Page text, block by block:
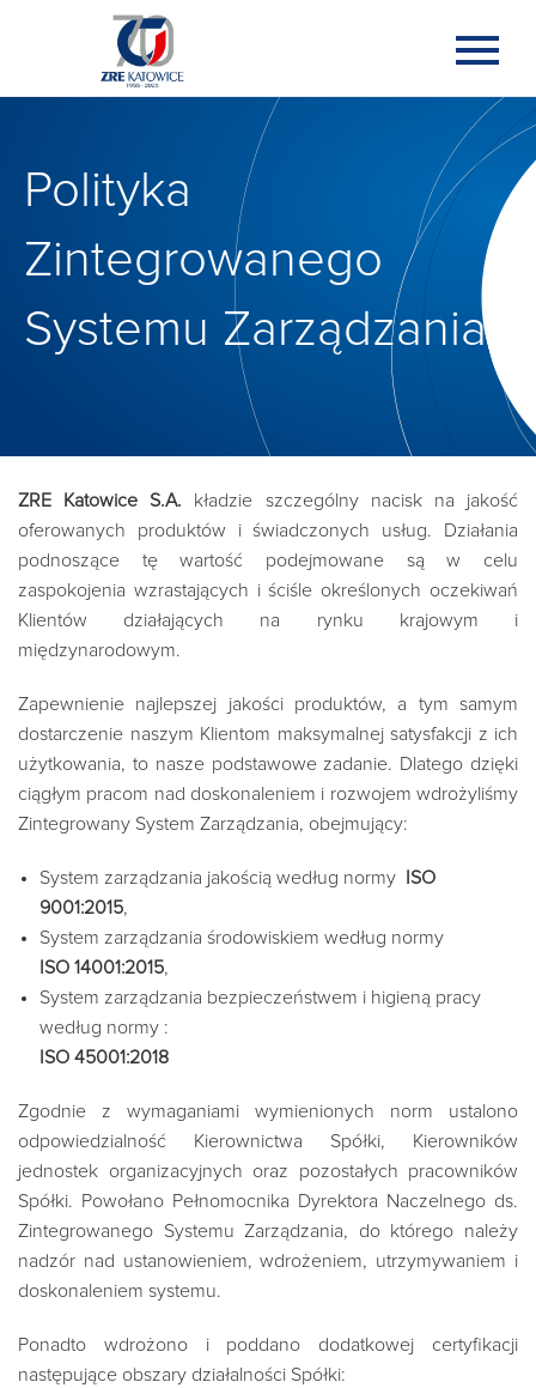
Polityka
Zintegrowanego
Systemu Zarządzania
ZRE Katowice S.A. kładzie szczególny nacisk na jakość
oferowanych produktów i świadczonych usług. Działania
podnoszące tę wartość podejmowane są w celu
zaspokojenia wzrastających i ściśle określonych oczekiwań
Klientów działających na rynku krajowym i
międzynarodowym.
Zapewnienie najlepszej jakości produktów, a tym samym
dostarczenie naszym Klientom maksymalnej satysfakcji z ich
użytkowania, to nasze podstawowe zadanie. Dlatego dzięki
ciągłym pracom nad doskonaleniem i rozwojem wdrożyliśmy
Zintegrowany System Zarządzania, obejmujący:
System zarządzania jakością według normy
ISO
9001:2015,
System zarządzania środowiskiem według normy
ISO 14001:2015,
System zarządzania bezpieczeństwem i higieną pracy
według normy :
ISO 45001:2018
Zgodnie z wymaganiami wymienionych norm ustalono
odpowiedzialność Kierownictwa Spółki, Kierowników
jednostek organizacyjnych oraz pozostałych pracowników
Spółki. Powołano Pełnomocnika Dyrektora Naczelnego ds.
Zintegrowanego Systemu Zarządzania, do którego należy
nadzór nad ustanowieniem, wdrożeniem, utrzymywaniem i
doskonaleniem systemu.
Ponadto wdrożono i poddano dodatkowej certyfikacji
następujące obszary działalności Spółki: